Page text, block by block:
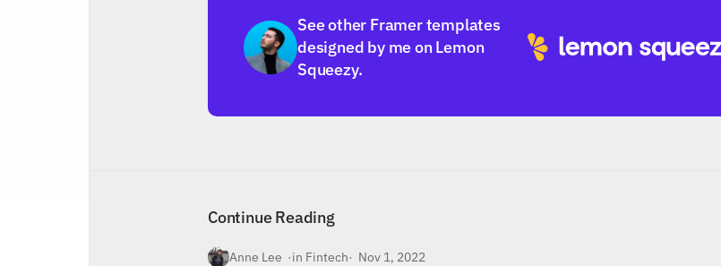
See other Framer templates
designed by me on Lemon
Squeezy.
Continue Reading
Anne Lee  ·in Fintech·  Nov 1, 2022